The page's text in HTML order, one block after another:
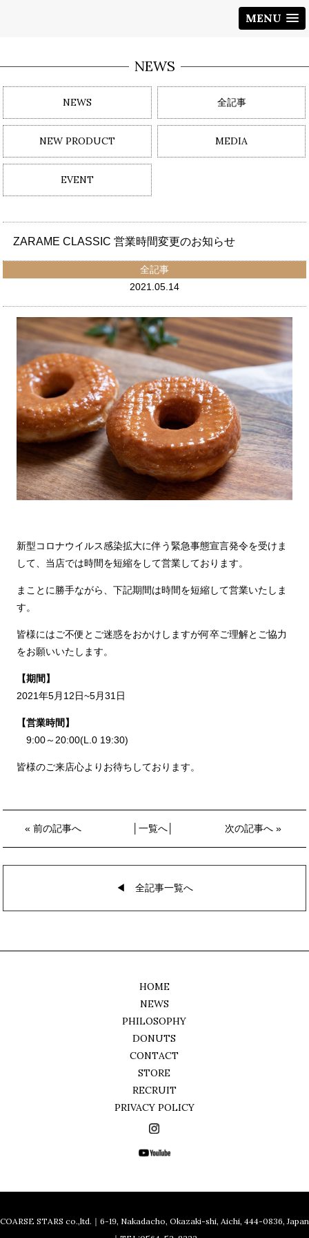
MENU
NEWS
NEWS 全記事
NEW PRODUCT MEDIA
EVENT
ZARAME CLASSIC 営業時間変更のお知らせ
全記事
2021.05.14
新型コロナウイルス感染拡大に伴う緊急事態宣言発令を受けま
して、当店では時間を短縮をして営業しております。
まことに勝手ながら、下記期間は時間を短縮して営業いたしま
す。
皆様にはご不便とご迷惑をおかけしますが何卒ご理解とご協力
をお願いいたします。
【期間】
2021年5月12日~5月31日
【営業時間】
9:00～20:00(L.0 19:30)
皆様のご来店心よりお待ちしております。
« 前の記事へ 一覧へ│ 次の記事へ»
◀︎ 全記事一覧へ
HOME
NEWS
PHILOSOPHY
DONUTS
CONTACT
STORE
RECRUIT
PRIVACY POLICY
COARSE STARS co.,ltd.｜6-19, Nakadacho, Okazaki-shi, Aichi, 444-0836, Japan